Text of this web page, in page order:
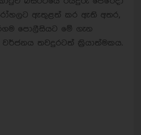
රෝහලට ඇතුළත් කර ඇති අතර,
පොලීසියට මේ ගැන
තවදුරටත් ක්‍රියාත්මකය.